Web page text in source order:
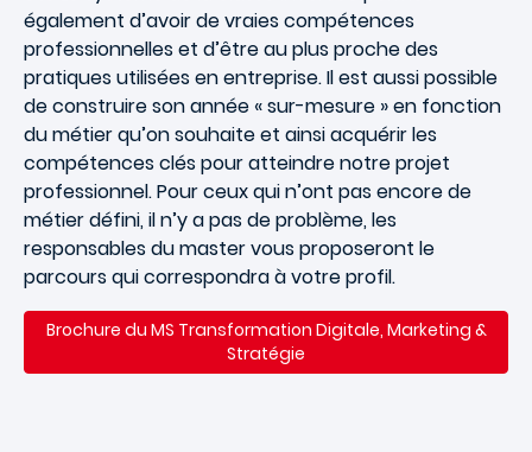
également d’avoir de vraies compétences
professionnelles et d’être au plus proche des
pratiques utilisées en entreprise. Il est aussi possible
de construire son année « sur-mesure » en fonction
du métier qu’on souhaite et ainsi acquérir les
compétences clés pour atteindre notre projet
professionnel. Pour ceux qui n’ont pas encore de
métier défini, il n’y a pas de problème, les
responsables du master vous proposeront le
parcours qui correspondra à votre profil.
Brochure du MS Transformation Digitale, Marketing &
Stratégie